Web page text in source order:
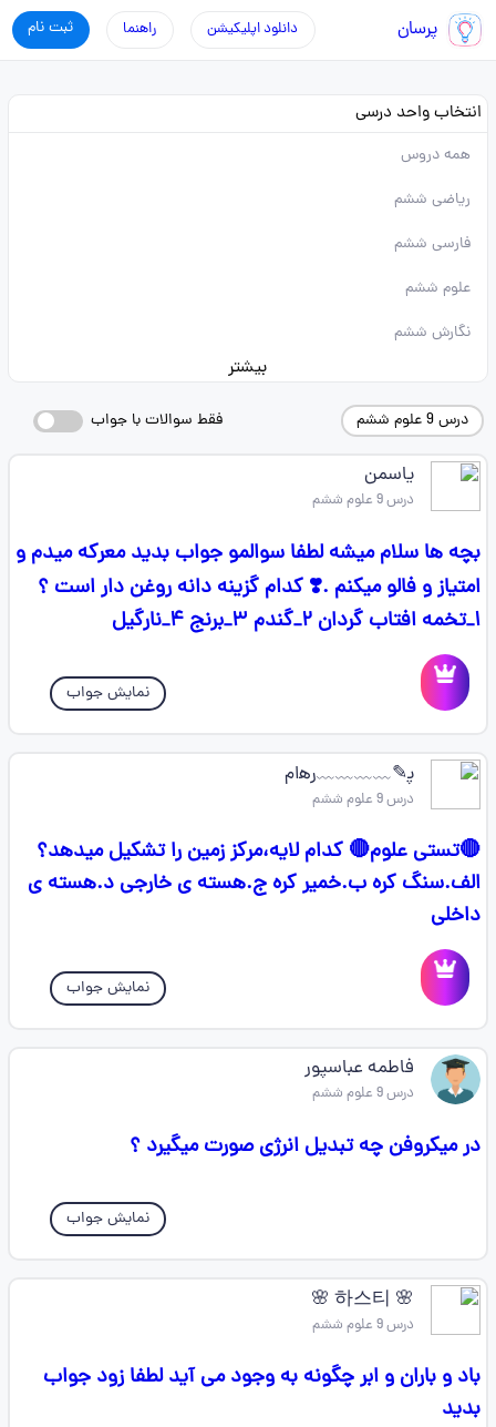
پرسان ثبت نام راهنما دانلود اپلیکیشن
انتخاب واحد درسی
همه دروس
ریاضی ششم
فارسی ششم
علوم ششم
نگارش ششم
بیشتر
درس 9 علوم ششم فقط سوالات با جواب
یاسمن
درس 9 علوم ششم
بچه ها سلام میشه لطفا سوالمو جواب بدید معرکه میدم و
امتیاز و فالو میکنم .❣️ کدام گزینه دانه روغن دار است ؟
۱_تخمه افتاب گردان ۲_گندم ۳_برنج ۴_نارگیل
نمایش جواب
پ‍‌✎﹏﹏﹏﹏ره‍‌ام
درس 9 علوم ششم
🔴تستی علوم🔴 کدام لایه،مرکز زمین را تشکیل میدهد؟
الف.سنگ کره ب.خمیر کره ج.هسته ی خارجی د.هسته ی
داخلی
نمایش جواب
فاطمه عباسپور
درس 9 علوم ششم
در میکروفن چه تبدیل انرژی صورت میگیرد ؟
نمایش جواب
🌸 하스티 🌸
درس 9 علوم ششم
باد و باران و ابر چگونه به وجود می آید لطفا زود جواب
بدید